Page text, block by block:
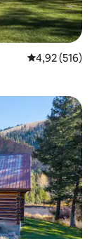
4,92 de uma
4,92 (516)